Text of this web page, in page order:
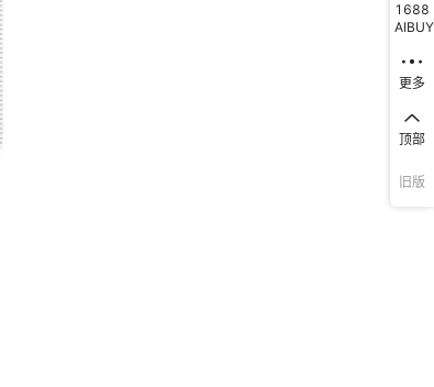
1688
AIBUY
更多
顶部
旧版